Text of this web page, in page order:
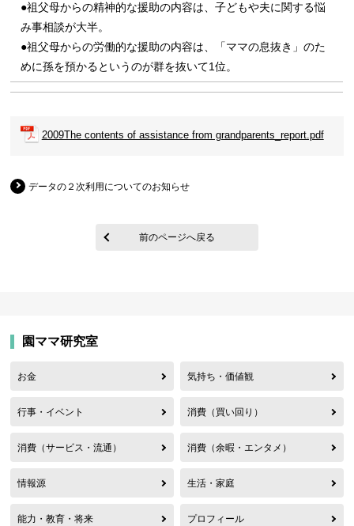
●祖父母からの精神的な援助の内容は、子どもや夫に関する悩
み事相談が大半。
●祖父母からの労働的な援助の内容は、「ママの息抜き」のた
めに孫を預かるというのが群を抜いて1位。
2009The contents of assistance from grandparents_report.pdf
データの２次利用についてのお知らせ
前のページへ戻る
園ママ研究室
お金 気持ち・価値観
行事・イベント 消費（買い回り）
消費（サービス・流通） 消費（余暇・エンタメ）
情報源 生活・家庭
能力・教育・将来 プロフィール